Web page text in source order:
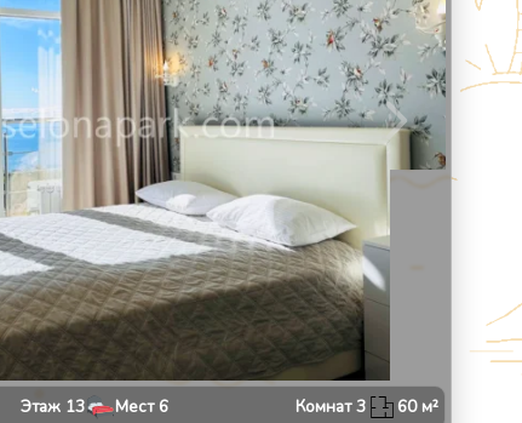
Этаж 13 Мест 6 Комнат3 60м²